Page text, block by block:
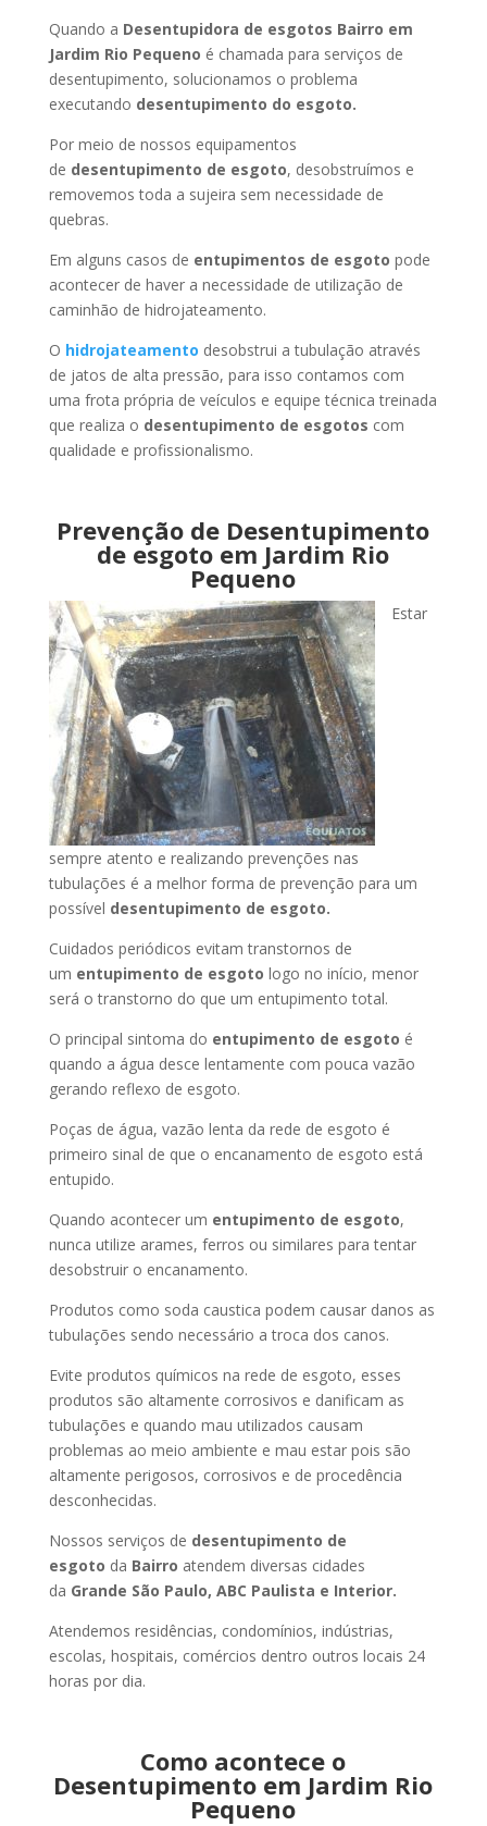
Quando a Desentupidora de esgotos Bairro em
Jardim Rio Pequeno é chamada para serviços de
desentupimento, solucionamos o problema
executando desentupimento do esgoto.
Por meio de nossos equipamentos
de desentupimento de esgoto, desobstruímos e
removemos toda a sujeira sem necessidade de
quebras.
Em alguns casos de entupimentos de esgoto pode
acontecer de haver a necessidade de utilização de
caminhão de hidrojateamento.
O hidrojateamento desobstrui a tubulação através
de jatos de alta pressão, para isso contamos com
uma frota própria de veículos e equipe técnica treinada
que realiza o desentupimento de esgotos com
qualidade e profissionalismo.
Prevenção de Desentupimento
de esgoto em Jardim Rio
Pequeno
Estar
sempre atento e realizando prevenções nas
tubulações é a melhor forma de prevenção para um
possível desentupimento de esgoto.
Cuidados periódicos evitam transtornos de
um entupimento de esgoto logo no início, menor
será o transtorno do que um entupimento total.
O principal sintoma do entupimento de esgoto é
quando a água desce lentamente com pouca vazão
gerando reflexo de esgoto.
Poças de água, vazão lenta da rede de esgoto é
primeiro sinal de que o encanamento de esgoto está
entupido.
Quando acontecer um entupimento de esgoto,
nunca utilize arames, ferros ou similares para tentar
desobstruir o encanamento.
Produtos como soda caustica podem causar danos as
tubulações sendo necessário a troca dos canos.
Evite produtos químicos na rede de esgoto, esses
produtos são altamente corrosivos e danificam as
tubulações e quando mau utilizados causam
problemas ao meio ambiente e mau estar pois são
altamente perigosos, corrosivos e de procedência
desconhecidas.
Nossos serviços de desentupimento de
esgoto da Bairro atendem diversas cidades
da Grande São Paulo, ABC Paulista e Interior.
Atendemos residências, condomínios, indústrias,
escolas, hospitais, comércios dentro outros locais 24
horas por dia.
Como acontece o
Desentupimento em Jardim Rio
Pequeno